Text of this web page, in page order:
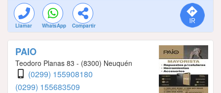
Llamar WhatsApp Compartir
PAIO
Teodoro Planas 83 - (8300) Neuquén
(0299) 155908180
(0299) 155683509